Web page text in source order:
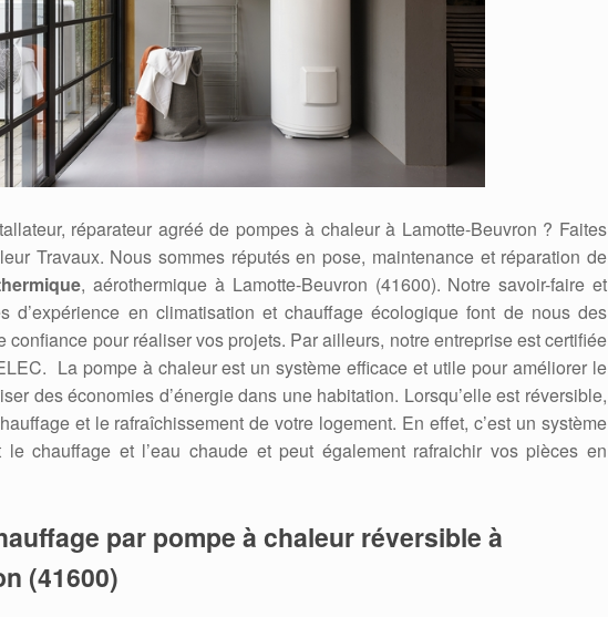
réparateur agréé de pompes à chaleur à Lamotte-Beuvron ? Faites
Travaux. Nous sommes réputés en pose, maintenance et réparation de
, aérothermique à Lamotte-Beuvron (41600). Notre savoir-faire et
d’expérience en climatisation et chauffage écologique font de nous des
confiance pour réaliser vos projets. Par ailleurs, notre entreprise est certifiée
La pompe à chaleur est un système efficace et utile pour améliorer le
des économies d’énergie dans une habitation. Lorsqu’elle est réversible,
et le rafraîchissement de votre logement. En effet, c’est un système
chauffage et l’eau chaude et peut également rafraichir vos pièces en
par pompe à chaleur réversible à
(41600)